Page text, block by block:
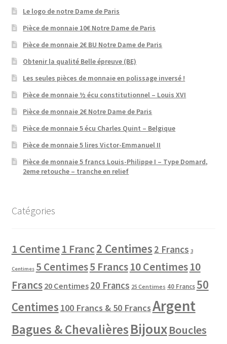
Le logo de notre Dame de Paris
Pièce de monnaie 10€ Notre Dame de Paris
Pièce de monnaie 2€ BU Notre Dame de Paris
Obtenir la qualité Belle épreuve (BE)
Les seules pièces de monnaie en polissage inversé !
Pièce de monnaie ½ écu constitutionnel – Louis XVI
Pièce de monnaie 2€ Notre Dame de Paris
Pièce de monnaie 5 écu Charles Quint – Belgique
Pièce de monnaie 5 lires Victor-Emmanuel II
Pièce de monnaie 5 francs Louis-Philippe I – Type Domard,
2eme retouche – tranche en relief
Catégories
1 Centime1 Franc2 Centimes 2 Francs 3
Centimes 5 Centimes5 Francs10 Centimes10
Francs 20 Centimes 20 Francs 25 Centimes 40 Francs 50
Centimes 100 Francs & 50 FrancsArgent
Bagues & ChevalièresBijouxBoucles